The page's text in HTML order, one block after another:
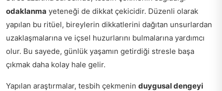
odaklanma yeteneği de dikkat çekicidir. Düzenli olarak
yapılan bu ritüel, bireylerin dikkatlerini dağıtan unsurlardan
uzaklaşmalarına ve içsel huzurlarını bulmalarına yardımcı
olur. Bu sayede, günlük yaşamın getirdiği stresle başa
çıkmak daha kolay hale gelir.
Yapılan araştırmalar, tesbih çekmenin duygusal dengeyi